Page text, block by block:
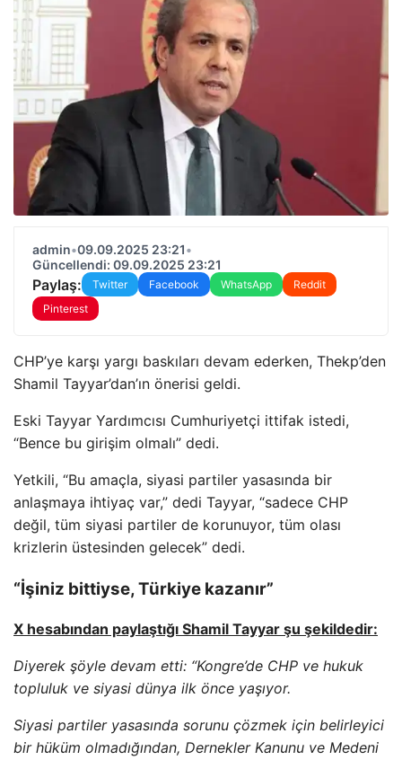
admin•09.09.2025 23:21•
Güncellendi: 09.09.2025 23:21
Paylaş: Twitter Facebook WhatsApp
Reddit
Pinterest
CHP’ye karşı yargı baskıları devam ederken, Thekp’den
Shamil Tayyar’dan’ın önerisi geldi.
Eski Tayyar Yardımcısı Cumhuriyetçi ittifak istedi,
“Bence bu girişim olmalı” dedi.
Yetkili, “Bu amaçla, siyasi partiler yasasında bir
anlaşmaya ihtiyaç var,” dedi Tayyar, “sadece CHP
değil, tüm siyasi partiler de korunuyor, tüm olası
krizlerin üstesinden gelecek” dedi.
“İşiniz bittiyse, Türkiye kazanır”
X hesabından paylaştığı Shamil Tayyar şu şekildedir:
Diyerek şöyle devam etti: “Kongre’de CHP ve hukuk
topluluk ve siyasi dünya ilk önce yaşıyor.
Siyasi partiler yasasında sorunu çözmek için belirleyici
bir hüküm olmadığından, Dernekler Kanunu ve Medeni